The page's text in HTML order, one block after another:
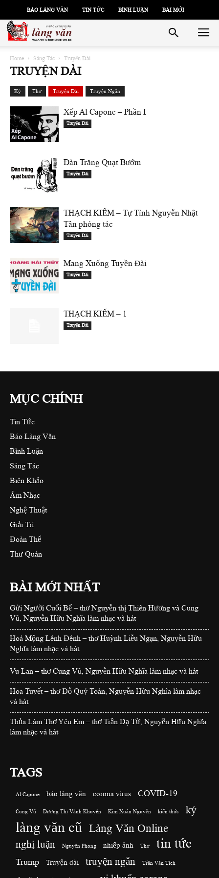
BÁO LÀNG VĂN TIN TỨC BÌNH LUẬN BÀI MỚI
Home Sáng Tác Truyện Dài
TRUYỆN DÀI
Ký Thơ Truyện Dài Truyện Ngắn
Xếp Al Capone – Phần I
Truyện Dài
Ðàn Trăng Quạt Bướm
Truyện Dài
THẠCH KIẾM – Tự Tỉnh Nguyễn Nhật
Tân phóng tác
Truyện Dài
Mang Xuống Tuyền Đài
Truyện Dài
THẠCH KIẾM – 1
Truyện Dài
MỤC CHÍNH
Tin Tức
Báo Làng Văn
Bình Luận
Sáng Tác
Biên Khảo
Âm Nhạc
Nghệ Thuật
Giải Trí
Đoàn Thể
Thư Quán
BÀI MỚI NHẤT
Gửi Người Cuối Bể – thơ Nguyễn thị Thiên Hương và Cung
Vũ, Nguyễn Hữu Nghĩa làm nhạc và hát
Hoá Mộng Lênh Đênh – thơ Huỳnh Liễu Ngạn, Nguyễn Hữu
Nghĩa làm nhạc và hát
Vu Lan – thơ Cung Vũ, Nguyễn Hữu Nghĩa làm nhạc và hát
Hoa Tuyết – thơ Đỗ Quý Toàn, Nguyễn Hữu Nghĩa làm nhạc
và hát
Thủa Làm Thơ Yêu Em – thơ Trần Dạ Từ, Nguyễn Hữu Nghĩa
làm nhạc và hát
TAGS
Al Capone báo làng văn corona virus COVID-19
Cung Vũ Dương Thị Vành Khuyên Kim Xuân Nguyễn kiến thức ký
làng văn cũ Làng Văn Online
nghị luận Nguyên Phong nhiếp ảnh Thơ tin tức
Trump Truyện dài truyện ngắn Trần Văn Tích